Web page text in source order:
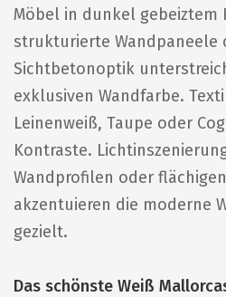
Möbel in dunkel gebeiztem
strukturierte Wandpaneele
Sichtbetonoptik
exklusiven Wandfarbe.
Leinenweiß, Taupe oder
Kontraste.
Wandprofilen oder
akzentuieren die moderne
gezielt.
Das schönste Weiß